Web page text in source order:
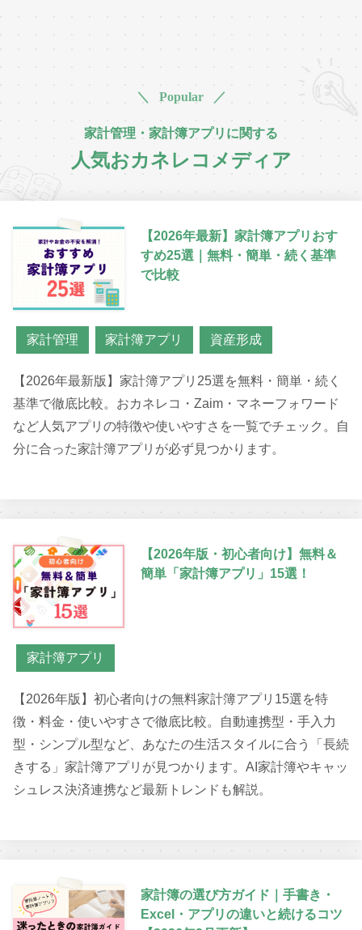
＼ Popular ／
家計管理・家計簿アプリに関する
人気おカネレコメディア
【2026年最新】家計簿アプリおす
すめ25選｜無料・簡単・続く基準
で比較
家計管理 家計簿アプリ 資産形成
【2026年最新版】家計簿アプリ25選を無料・簡単・続く
基準で徹底比較。おカネレコ・Zaim・マネーフォワード
など人気アプリの特徴や使いやすさを一覧でチェック。自
分に合った家計簿アプリが必ず見つかります。
【2026年版・初心者向け】無料＆
簡単「家計簿アプリ」15選！
家計簿アプリ
【2026年版】初心者向けの無料家計簿アプリ15選を特
徴・料金・使いやすさで徹底比較。自動連携型・手入力
型・シンプル型など、あなたの生活スタイルに合う「長続
きする」家計簿アプリが見つかります。AI家計簿やキャッ
シュレス決済連携など最新トレンドも解説。
家計簿の選び方ガイド｜手書き・
Excel・アプリの違いと続けるコツ